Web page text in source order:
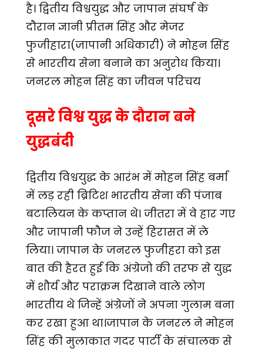
है। द्वितीय विश्वयुद्ध और जापान संघर्ष के
दौरान ज्ञानी प्रीतम सिंह और मेजर
फुजीहारा(जापानी अधिकारी) ने मोहन सिंह
से भारतीय सेना बनाने का अनुरोध किया।
जनरल मोहन सिंह का जीवन परिचय
दूसरे विश्व युद्ध के दौरान बने
युद्धबंदी
द्वितीय विश्वयुद्ध के आरंभ में मोहन सिंह बर्मा
में लड़ रही ब्रिटिश भारतीय सेना की पंजाब
बटालियन के कप्तान थे। जीतरा में वे हार गए
और जापानी फौज ने उन्हें हिरासत में ले
लिया। जापान के जनरल फुजीहरा को इस
बात की हैरत हुई कि अंग्रेजो की तरफ से युद्ध
में शौर्य और पराक्रम दिखाने वाले लोग
भारतीय थे जिन्हें अंग्रेजों ने अपना गुलाम बना
कर रखा हुआ था।जापान के जनरल ने मोहन
सिंह की मुलाकात गदर पार्टी के संचालक से